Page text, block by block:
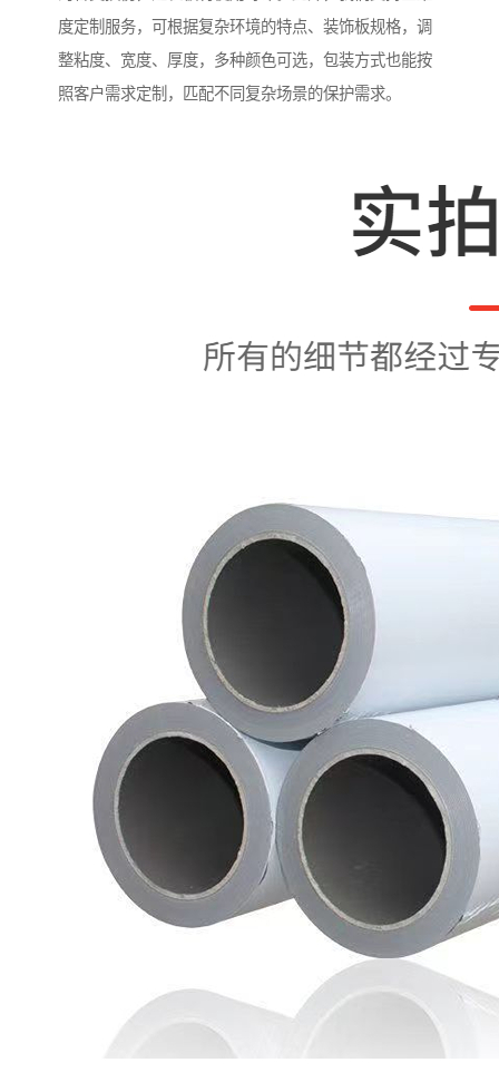
度定制服务，可根据复杂环境的特点、装饰板规格，调
整粘度、宽度、厚度，多种颜色可选，包装方式也能按
照客户需求定制，匹配不同复杂场景的保护需求。